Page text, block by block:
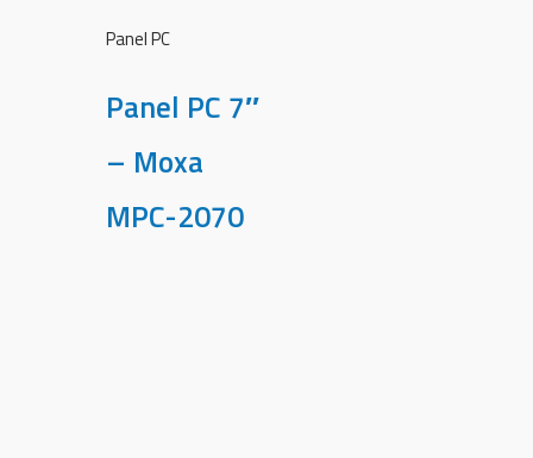
Panel PC
Panel PC 7″
– Moxa
MPC-2070